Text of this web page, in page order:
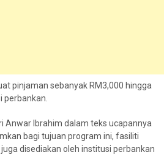
pinjaman sebanyak RM3,000 hingga
perbankan.
Anwar Ibrahim dalam teks ucapannya
bagi tujuan program ini, fasiliti
disediakan oleh institusi perbankan